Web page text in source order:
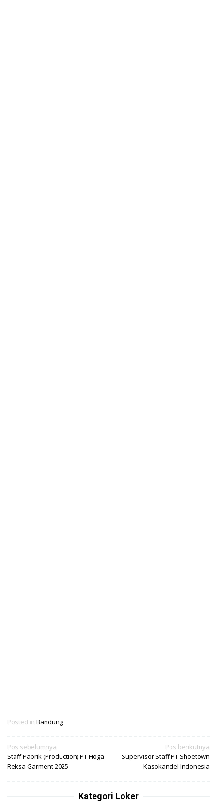
Posted in Bandung
Navigasi
pos
Pos sebelumnya
Staff Pabrik (Production) PT Hoga
Reksa Garment 2025
Pos berikutnya
Supervisor Staff PT Shoetown
Kasokandel Indonesia
Kategori Loker